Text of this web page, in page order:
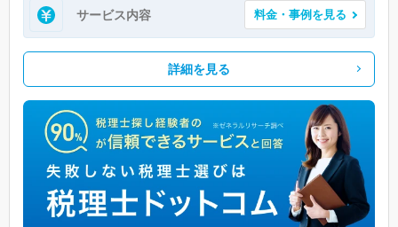
サービス内容 料金・事例を見る
詳細を見る